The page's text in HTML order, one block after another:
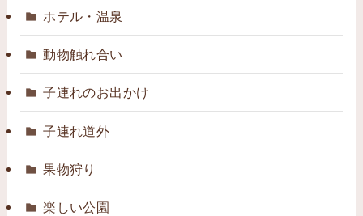
ホテル・温泉
動物触れ合い
子連れのお出かけ
子連れ道外
果物狩り
楽しい公園